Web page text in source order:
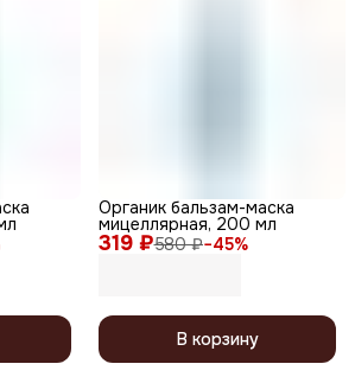
319 ₽580 ₽−45%
Органик бальзам-маска
мицеллярная, 200 мл
В корзину